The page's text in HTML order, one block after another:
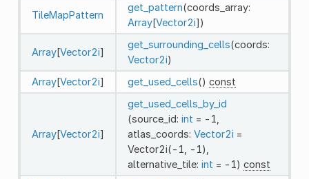
TileMapPattern
get_pattern(coords_array:
Array[Vector2i])
Array[Vector2i]
get_surrounding_cells(coords:
Vector2i)
Array[Vector2i] get_used_cells() const
Array[Vector2i]
get_used_cells_by_id
(source_id: int = -1,
atlas_coords: Vector2i =
Vector2i(-1, -1),
alternative_tile: int = -1) const